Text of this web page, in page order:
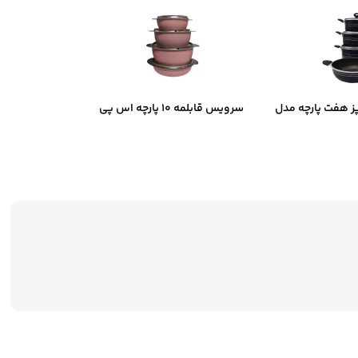
هفت پارچه مدل
سرویس قابلمه ۱۰ پارچه اس پی